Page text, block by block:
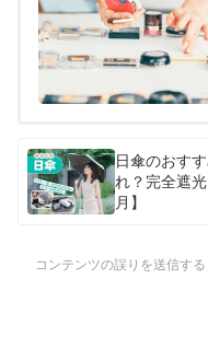
日傘のおす
れ？完全遮
月】
コンテンツの誤りを送信する